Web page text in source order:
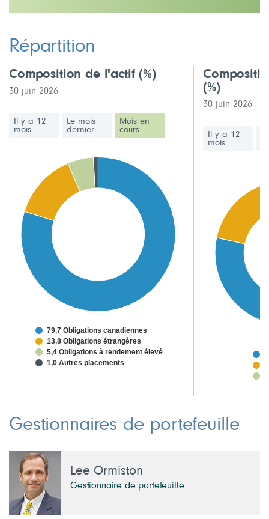
Répartition
Composition de l'actif(%)
30 juin 2026
Il y a 12
mois
Le mois
dernier
Mois en
cours
79,7 Obligations canadiennes
13,8 Obligations étrangères
5,4 Obligations à rendement élevé
1,0 Autres placements
(%)
30 juin 2026
Il y a 12
mois
Gestionnaires de portefeuille
Lee Ormiston
Gestionnaire de portefeuille